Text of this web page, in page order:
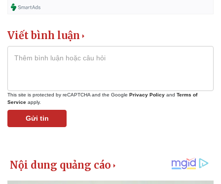
Kinh tế
Tỷ giá
Viết bình luận
This site is protected by reCAPTCHA and the Google Privacy Policy and Terms of
Service apply.
Gửi tin